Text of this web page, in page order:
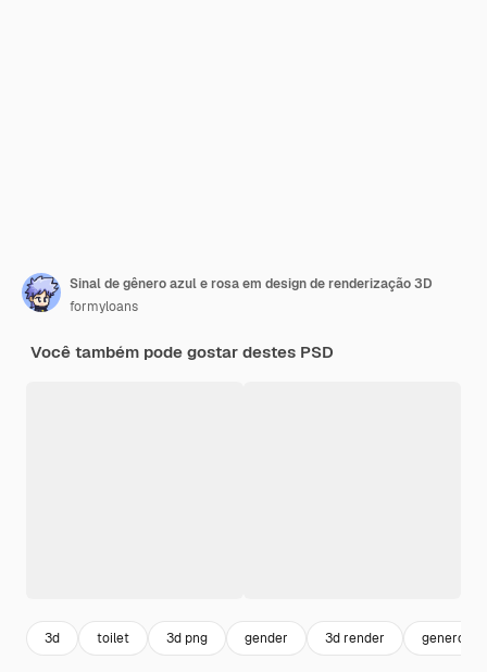
Sinal de gênero azul e rosa em design de renderização 3D
formyloans
Você também pode gostar destes PSD
3d toilet 3d png gender 3d render genero